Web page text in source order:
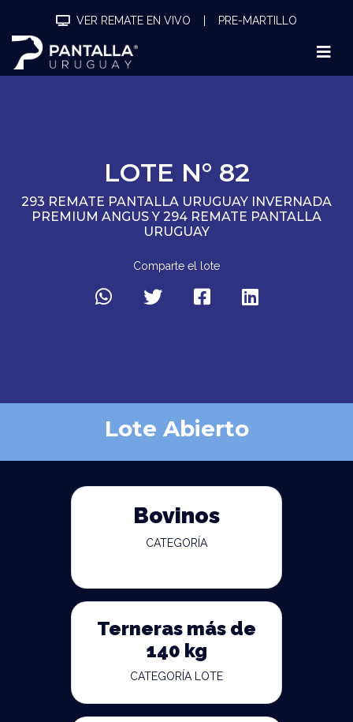
VER REMATE EN VIVO PRE-MARTILLO
LOTE N° 82
293 REMATE PANTALLA URUGUAY INVERNADA
PREMIUM ANGUS Y 294 REMATE PANTALLA
URUGUAY
Comparte el lote
Lote Abierto
Bovinos
CATEGORÍA
Terneras más de
140 kg
CATEGORÍA LOTE